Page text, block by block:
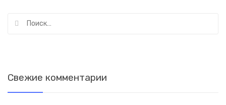
Свежие комментарии